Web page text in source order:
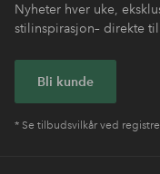
Nyheter hver uke,
stilinspirasjon– direkte
Bli kunde
* Se tilbudsvilkår ved